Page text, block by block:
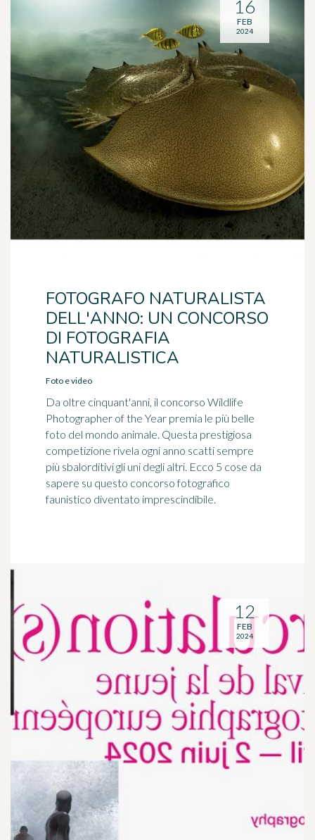
FOTOGRAFO NATURALISTA
DELL'ANNO: UN CONCORSO
DI FOTOGRAFIA
NATURALISTICA
Foto e video
Da oltre cinquant'anni, il concorso Wildlife
Photographer of the Year premia le più belle
foto del mondo animale. Questa prestigiosa
competizione rivela ogni anno scatti sempre
più sbalorditivi gli uni degli altri. Ecco 5 cose da
sapere su questo concorso fotografico
faunistico diventato imprescindibile.
16
FEB
2024
12
FEB
2024